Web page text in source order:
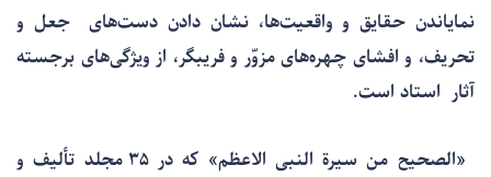
نمایاندن حقایق و واقعیت‌ها، نشان دادن دست‌های جعل و
تحریف، و افشای چهره‌های مزوّر و فریبگر، از ویژگی‌های برجسته
آثار استاد است.
«الصحیح من سیرة النبی الاعظم» که در ۳۵ مجلد تألیف و